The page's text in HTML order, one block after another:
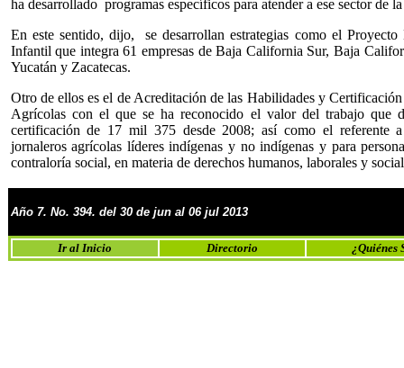
ha desarrollado programas específicos para atender a ese sector de
En este sentido, dijo, se desarrollan estrategias como el
Infantil que integra 61 empresas de Baja California Sur, Baja
Yucatán y Zacatecas.
Otro de ellos es el de Acreditación de las Habilidades y
Agrícolas con el que se ha reconocido el valor del trabajo que
certificación de 17 mil 375 desde 2008; así como el referente
jornaleros agrícolas líderes indígenas y no indígenas y para
contraloría social, en materia de derechos humanos, laborales y
Año 7. No. 394. del 30de jun al 06jul2013
Ir al Inicio Directorio ¿Quiénes